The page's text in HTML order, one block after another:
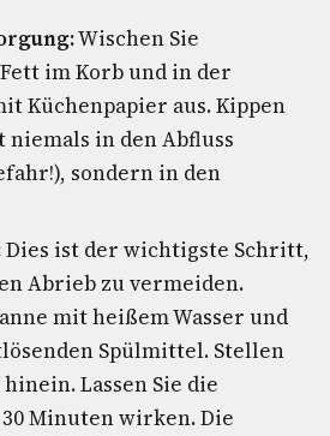
Wischen Sie
im Korb und in der
Küchenpapier aus. Kippen
niemals in den Abfluss
sondern in den
Dies ist der wichtigste Schritt,
Abrieb zu vermeiden.
mit heißem Wasser und
Spülmittel. Stellen
Lassen Sie die
Minuten wirken. Die